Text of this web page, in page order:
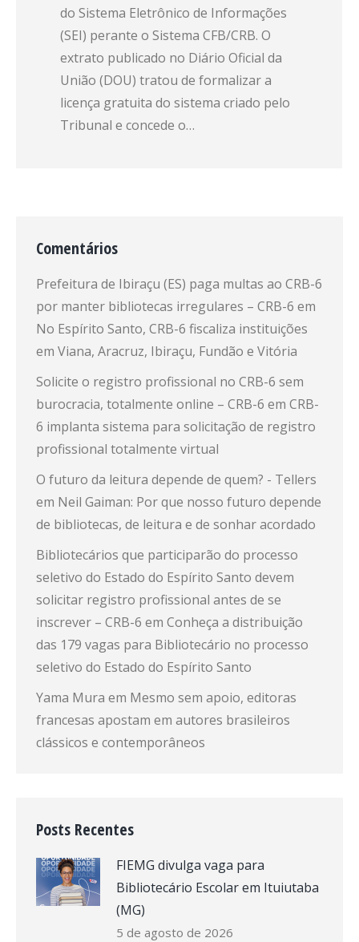
do Sistema Eletrônico de Informações
(SEI) perante o Sistema CFB/CRB. O
extrato publicado no Diário Oficial da
União (DOU) tratou de formalizar a
licença gratuita do sistema criado pelo
Tribunal e concede o…
Comentários
Prefeitura de Ibiraçu (ES) paga multas ao CRB-6
por manter bibliotecas irregulares – CRB-6 em
No Espírito Santo, CRB-6 fiscaliza instituições
em Viana, Aracruz, Ibiraçu, Fundão e Vitória
Solicite o registro profissional no CRB-6 sem
burocracia, totalmente online – CRB-6 em CRB-
6 implanta sistema para solicitação de registro
profissional totalmente virtual
O futuro da leitura depende de quem? - Tellers
em Neil Gaiman: Por que nosso futuro depende
de bibliotecas, de leitura e de sonhar acordado
Bibliotecários que participarão do processo
seletivo do Estado do Espírito Santo devem
solicitar registro profissional antes de se
inscrever – CRB-6 em Conheça a distribuição
das 179 vagas para Bibliotecário no processo
seletivo do Estado do Espírito Santo
Yama Mura em Mesmo sem apoio, editoras
francesas apostam em autores brasileiros
clássicos e contemporâneos
Posts Recentes
FIEMG divulga vaga para
Bibliotecário Escolar em Ituiutaba
(MG)
5 de agosto de 2026